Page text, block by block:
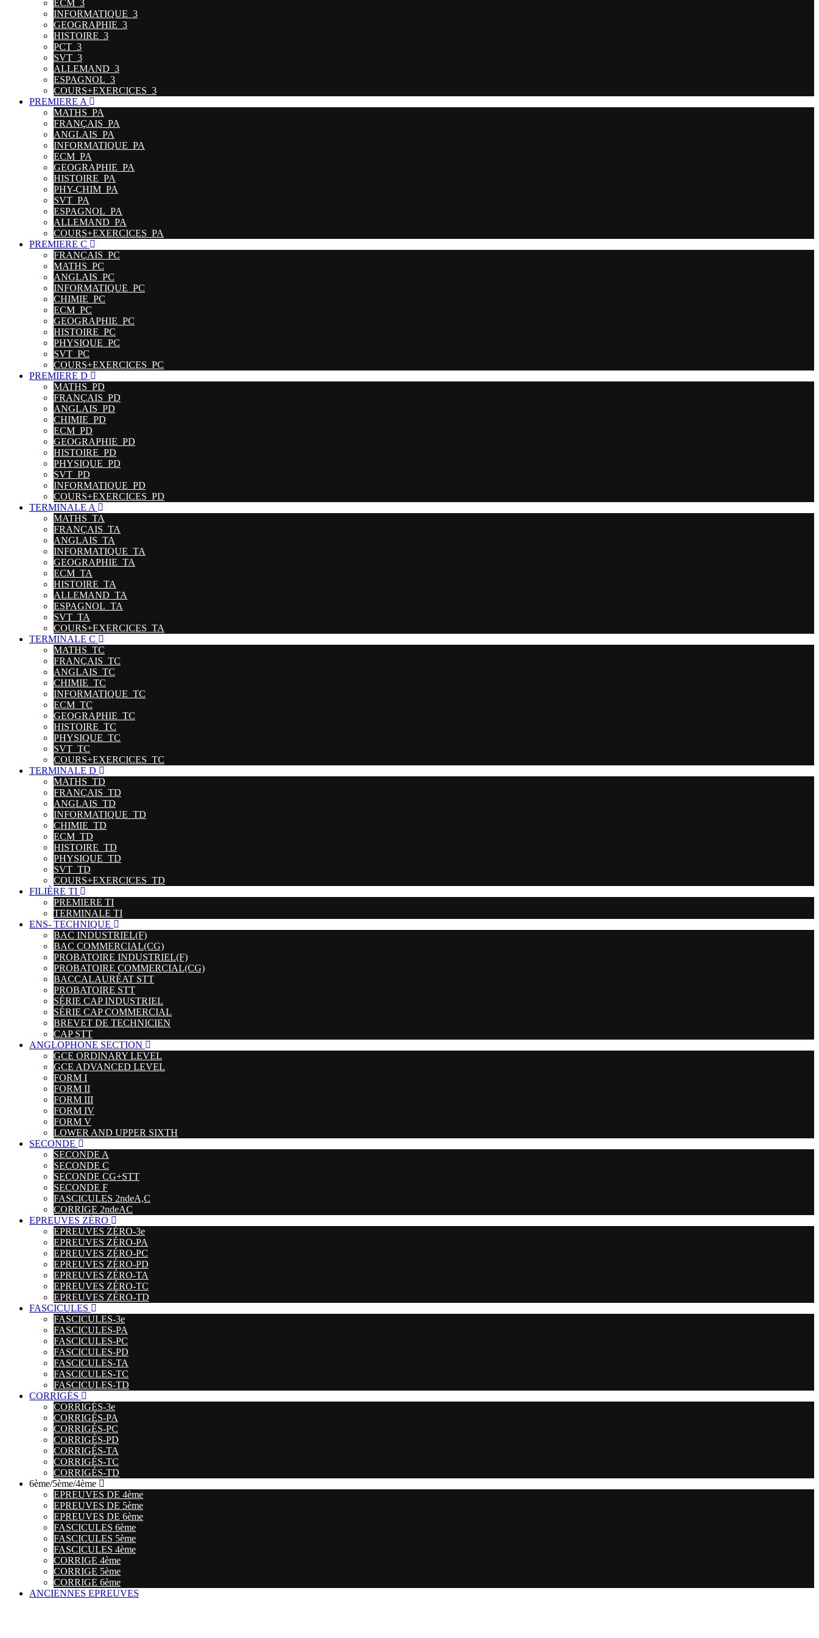
ECM_3
INFORMATIQUE_3
GEOGRAPHIE_3
HISTOIRE_3
PCT_3
SVT_3
ALLEMAND_3
ESPAGNOL_3
COURS+EXERCICES_3
PREMIERE A
MATHS_PA
FRANÇAIS_PA
ANGLAIS_PA
INFORMATIQUE_PA
ECM_PA
GEOGRAPHIE_PA
HISTOIRE_PA
PHY-CHIM_PA
SVT_PA
ESPAGNOL_PA
ALLEMAND_PA
COURS+EXERCICES_PA
PREMIERE C
FRANÇAIS_PC
MATHS_PC
ANGLAIS_PC
INFORMATIQUE_PC
CHIMIE_PC
ECM_PC
GEOGRAPHIE_PC
HISTOIRE_PC
PHYSIQUE_PC
SVT_PC
COURS+EXERCICES_PC
PREMIERE D
MATHS_PD
FRANÇAIS_PD
ANGLAIS_PD
CHIMIE_PD
ECM_PD
GEOGRAPHIE_PD
HISTOIRE_PD
PHYSIQUE_PD
SVT_PD
INFORMATIQUE_PD
COURS+EXERCICES_PD
TERMINALE A
MATHS_TA
FRANÇAIS_TA
ANGLAIS_TA
INFORMATIQUE_TA
GEOGRAPHIE_TA
ECM_TA
HISTOIRE_TA
ALLEMAND_TA
ESPAGNOL_TA
SVT_TA
COURS+EXERCICES_TA
TERMINALE C
MATHS_TC
FRANÇAIS_TC
ANGLAIS_TC
CHIMIE_TC
INFORMATIQUE_TC
ECM_TC
GEOGRAPHIE_TC
HISTOIRE_TC
PHYSIQUE_TC
SVT_TC
COURS+EXERCICES_TC
TERMINALE D
MATHS_TD
FRANÇAIS_TD
ANGLAIS_TD
INFORMATIQUE_TD
CHIMIE_TD
ECM_TD
HISTOIRE_TD
PHYSIQUE_TD
SVT_TD
COURS+EXERCICES_TD
FILIÈRE TI
PREMIERE TI
TERMINALE TI
ENS- TECHNIQUE
BAC INDUSTRIEL(F)
BAC COMMERCIAL(CG)
PROBATOIRE INDUSTRIEL(F)
PROBATOIRE COMMERCIAL(CG)
BACCALAURÉAT STT
PROBATOIRE STT
SÉRIE CAP INDUSTRIEL
SÉRIE CAP COMMERCIAL
BREVET DE TECHNICIEN
CAP STT
ANGLOPHONE SECTION
GCE ORDINARY LEVEL
GCE ADVANCED LEVEL
FORM I
FORM II
FORM III
FORM IV
FORM V
LOWER AND UPPER SIXTH
SECONDE
SECONDE A
SECONDE C
SECONDE CG+STT
SECONDE F
FASCICULES 2ndeA,C
CORRIGE 2ndeAC
EPREUVES ZÉRO
EPREUVES ZÉRO-3e
EPREUVES ZÉRO-PA
EPREUVES ZÉRO-PC
EPREUVES ZÉRO-PD
EPREUVES ZÉRO-TA
EPREUVES ZÉRO-TC
EPREUVES ZÉRO-TD
FASCICULES
FASCICULES-3e
FASCICULES-PA
FASCICULES-PC
FASCICULES-PD
FASCICULES-TA
FASCICULES-TC
FASCICULES-TD
CORRIGÉS
CORRIGÉS-3e
CORRIGÉS-PA
CORRIGÉS-PC
CORRIGÉS-PD
CORRIGÉS-TA
CORRIGÉS-TC
CORRIGÉS-TD
6ème/5ème/4ème
EPREUVES DE 4ème
EPREUVES DE 5ème
EPREUVES DE 6ème
FASCICULES 6ème
FASCICULES 5ème
FASCICULES 4ème
CORRIGE 4ème
CORRIGE 5ème
CORRIGE 6ème
ANCIENNES EPREUVES